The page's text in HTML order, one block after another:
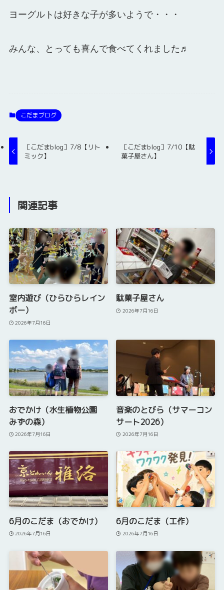
ヨーグルトは好きな子が多いようで・・・
みんな、とっても喜んで食べてくれました♬
こだまブログ
［こだまblog］7/8【リト
ミック】
［こだまblog］7/10【駄
菓子屋さん】
関連記事
室内遊び（ひらひらレイン
ボー）
2026年7月16日
駄菓子屋さん
2026年7月16日
おでかけ（水生植物公園
みずの森）
2026年7月16日
音楽のとびら（サマーコン
サート2026）
2026年7月16日
6月のこだま（おでかけ）
2026年7月16日
6月のこだま（工作）
2026年7月16日